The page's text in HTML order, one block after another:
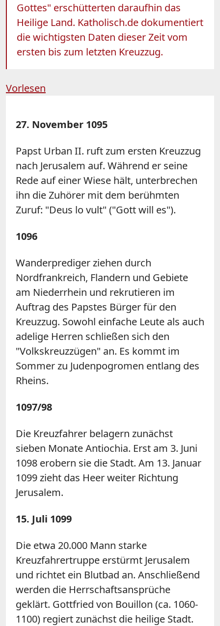
Gottes" erschütterten daraufhin das
Heilige Land. Katholisch.de dokumentiert
die wichtigsten Daten dieser Zeit vom
ersten bis zum letzten Kreuzzug.
Vorlesen
27. November 1095
Papst Urban II. ruft zum ersten Kreuzzug
nach Jerusalem auf. Während er seine
Rede auf einer Wiese hält, unterbrechen
ihn die Zuhörer mit dem berühmten
Zuruf: "Deus lo vult" ("Gott will es").
1096
Wanderprediger ziehen durch
Nordfrankreich, Flandern und Gebiete
am Niederrhein und rekrutieren im
Auftrag des Papstes Bürger für den
Kreuzzug. Sowohl einfache Leute als auch
adelige Herren schließen sich den
"Volkskreuzzügen" an. Es kommt im
Sommer zu Judenpogromen entlang des
Rheins.
1097/98
Die Kreuzfahrer belagern zunächst
sieben Monate Antiochia. Erst am 3. Juni
1098 erobern sie die Stadt. Am 13. Januar
1099 zieht das Heer weiter Richtung
Jerusalem.
15. Juli 1099
Die etwa 20.000 Mann starke
Kreuzfahrertruppe erstürmt Jerusalem
und richtet ein Blutbad an. Anschließend
werden die Herrschaftsansprüche
geklärt. Gottfried von Bouillon (ca. 1060-
1100) regiert zunächst die heilige Stadt.